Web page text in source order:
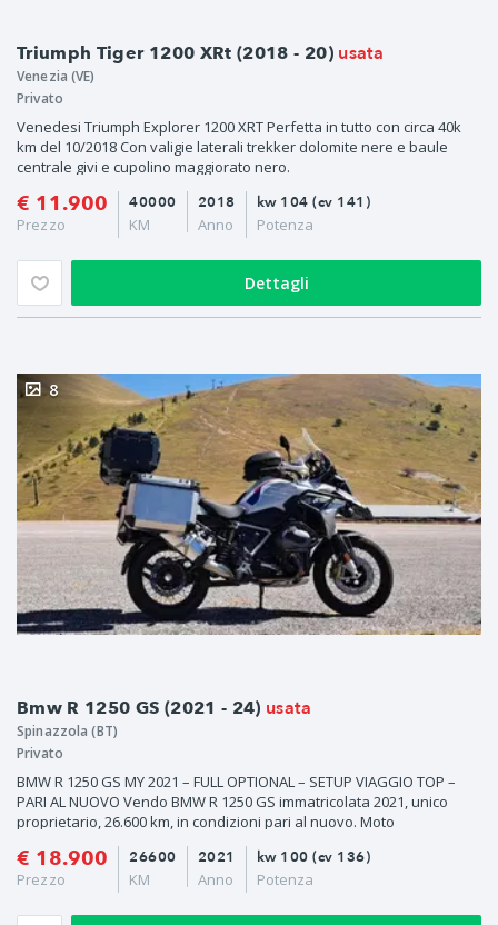
Triumph Tiger 1200 XRt (2018 - 20) usata
Venezia (VE)
Privato
Venedesi Triumph Explorer 1200 XRT Perfetta in tutto con circa 40k
km del 10/2018 Con valigie laterali trekker dolomite nere e baule
centrale givi e cupolino maggiorato nero.
€ 11.900
Prezzo
2018
Anno
40000
KM
kw 104 (cv 141)
Potenza
Dettagli
Bmw R 1250 GS (2021 - 24) usata
8
Spinazzola (BT)
Privato
BMW R 1250 GS MY 2021 – FULL OPTIONAL – SETUP VIAGGIO TOP –
PARI AL NUOVO Vendo BMW R 1250 GS immatricolata 2021, unico
proprietario, 26.600 km, in condizioni pari al nuovo. Moto
€ 18.900
Prezzo
2021
Anno
26600
KM
kw 100 (cv 136)
Potenza